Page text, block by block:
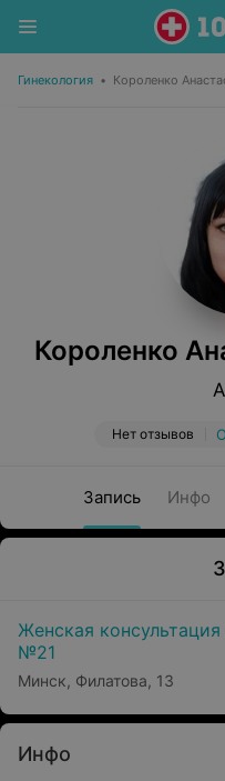
Гинекология • Короленко
Короленко
Нет отзывов
Запись Инфо
Женская
№21
Минск, Филатова, 13
Инфо